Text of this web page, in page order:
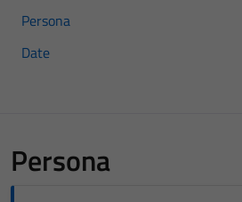
Persona
Date
Persona